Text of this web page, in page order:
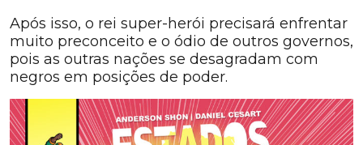
Após isso, o rei super-herói precisará enfrentar
muito preconceito e o ódio de outros governos,
pois as outras nações se desagradam com
negros em posições de poder.